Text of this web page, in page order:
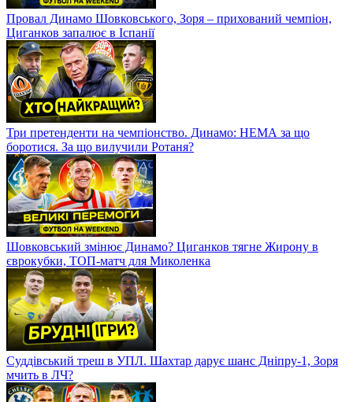
Провал Динамо Шовковського, Зоря – прихований чемпіон,
Циганков запалює в Іспанії
Три претенденти на чемпіонство. Динамо: НЕМА за що
боротися. За що вилучили Ротаня?
Шовковський змінює Динамо? Циганков тягне Жирону в
єврокубки, ТОП-матч для Миколенка
Суддівський треш в УПЛ. Шахтар дарує шанс Дніпру-1, Зоря
мчить в ЛЧ?